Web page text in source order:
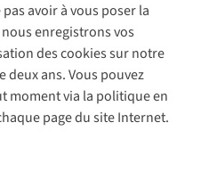
avoir à vous poser la
enregistrons vos
des cookies sur notre
ans. Vous pouvez
moment via la politique en
page du site Internet.
de confidentialité
Cookie Policy